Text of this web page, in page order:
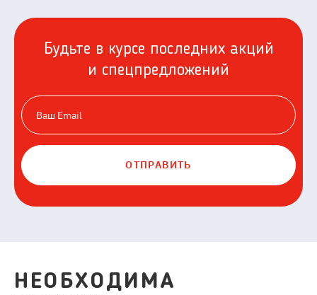
Будьте в курсе последних акций
и спецпредложений
ОТПРАВИТЬ
НЕОБХОДИМА